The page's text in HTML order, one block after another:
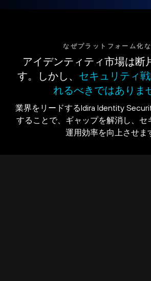
なぜプラットフォーム化
アイデンティティ市場は断
す。しかし、 セキュリティ
れるべきではありま
業界をリードするIdira Identity
することで、ギャップを解消し、セ
運用効率を向上させま